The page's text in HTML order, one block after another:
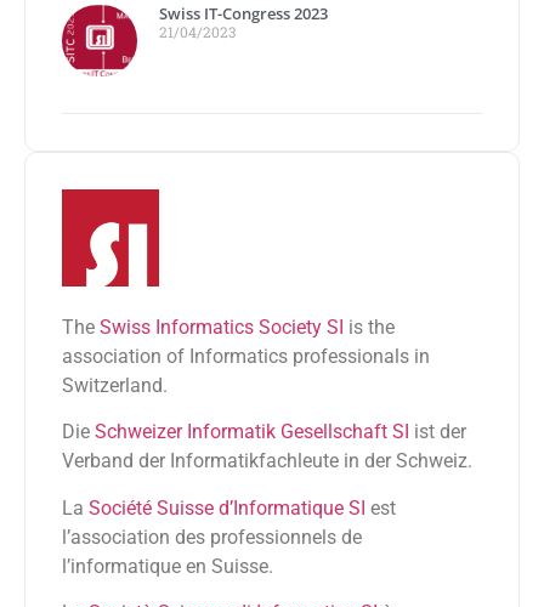
Swiss IT-Congress 2023
21/04/2023
The Swiss Informatics Society SI is the
association of Informatics professionals in
Switzerland.
Die Schweizer Informatik Gesellschaft SI ist der
Verband der Informatikfachleute in der Schweiz.
La Société Suisse d’Informatique SI est
l’association des professionnels de
l’informatique en Suisse.